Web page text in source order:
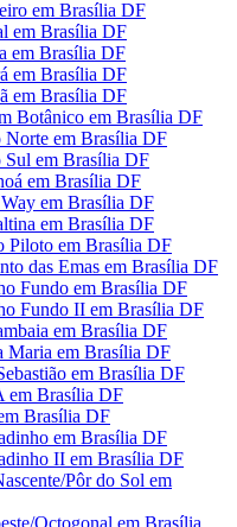
em Brasília DF
em Brasília DF
em Brasília DF
em Brasília DF
em Brasília DF
Botânico em Brasília DF
Norte em Brasília DF
Sul em Brasília DF
em Brasília DF
em Brasília DF
em Brasília DF
Piloto em Brasília DF
das Emas em Brasília DF
Fundo em Brasília DF
Fundo II em Brasília DF
em Brasília DF
Maria em Brasília DF
em Brasília DF
em Brasília DF
Brasília DF
em Brasília DF
II em Brasília DF
Pôr do Sol em